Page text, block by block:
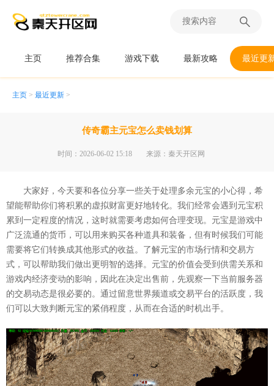
主页 推荐合集 游戏下载 最新攻略 最近更
主页 > 最近更新 >
传奇霸主元宝怎么卖钱划算
时间：2026-06-02 15:18 来源：秦天开区网
大家好，今天要和各位分享一些关于处理多余元宝的小心得，希
望能帮助你们将积累的虚拟财富更好地转化。我们经常会遇到元宝积
累到一定程度的情况，这时就需要考虑如何合理变现。元宝是游戏中
广泛流通的货币，可以用来购买各种道具和装备，但有时候我们可能
需要将它们转换成其他形式的收益。了解元宝的市场行情和交易方
式，可以帮助我们做出更明智的选择。元宝的价值会受到供需关系和
游戏内经济变动的影响，因此在决定出售前，先观察一下当前服务器
的交易动态是很必要的。通过留意世界频道或交易平台的活跃度，我
们可以大致判断元宝的紧俏程度，从而在合适的时机出手。